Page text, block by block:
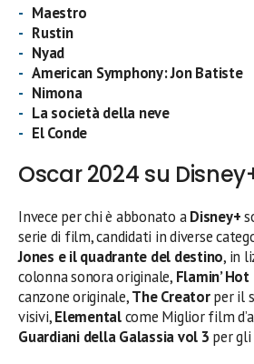
Maestro
Rustin
Nyad
American Symphony: Jon Batiste
Nimona
La società della neve
El Conde
Oscar 2024 su
Invece per chi è abbonato aDisney+
serie di film, candidati in diverse
Jones e il quadrante del destino, in
colonna sonora originale, Flamin’ Hot
canzone originale,The Creatorper il
visivi,Elementalcome Miglior film
Guardiani della Galassia vol 3 per